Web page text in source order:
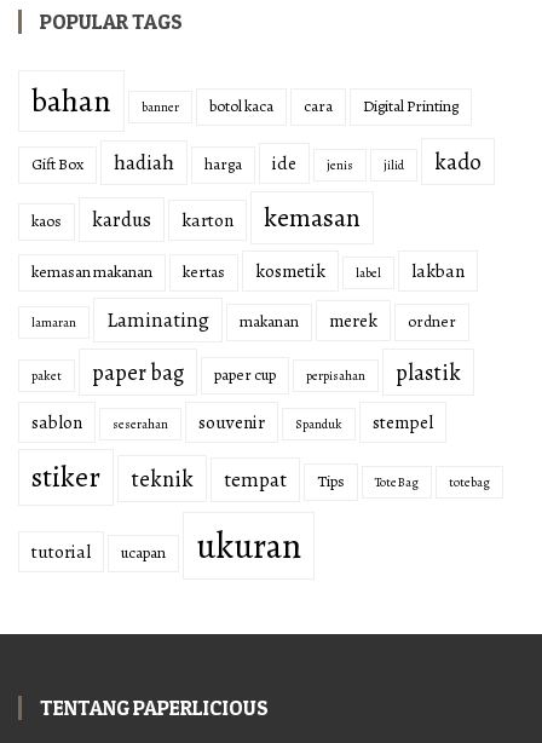
POPULAR TAGS
bahan banner botol kaca cara Digital Printing
Gift Box hadiah harga ide jenis jilid kado
kaos kardus karton kemasan
kemasan makanan kertas kosmetik label lakban
lamaran Laminating makanan merek ordner
paket paper bag paper cup perpisahan plastik
sablon seserahan souvenir Spanduk stempel
stiker teknik tempat Tips Tote Bag totebag
tutorial ucapan ukuran
TENTANG PAPERLICIOUS